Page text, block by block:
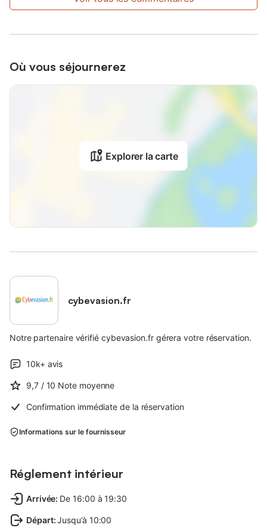
Où vous séjournerez
Explorer la carte
cybevasion.fr
Notre partenaire vérifié cybevasion.fr gérera votre réservation.
10k+ avis
9,7 / 10 Note moyenne
Confirmation immédiate de la réservation
Informations sur le fournisseur
Réglement intérieur
Arrivée: De 16:00 à 19:30
Départ:Jusqu’à 10:00